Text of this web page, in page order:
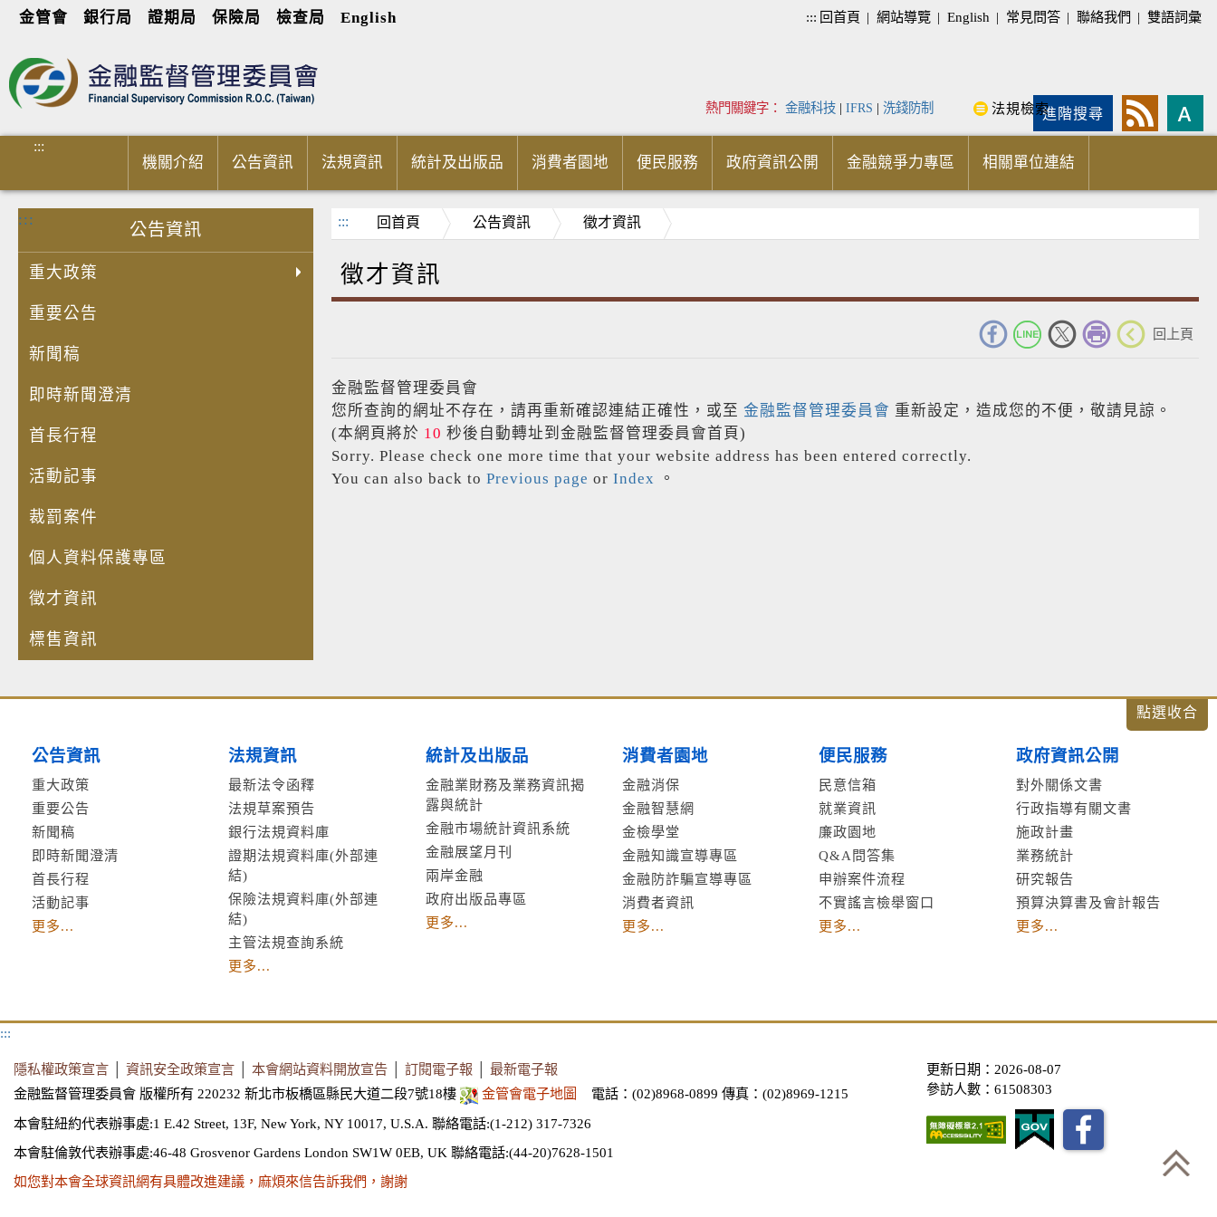
金管會 銀行局 證期局 保險局 檢查局 English ::: 回首頁 | 網站導覽 | English | 常見問答 | 聯絡我們 | 雙語詞彙
進階搜尋
熱門關鍵字： 金融科技 | IFRS | 洗錢防制 法規檢索
:::
機關介紹 公告資訊 法規資訊 統計及出版品 消費者園地 便民服務 政府資訊公開 金融競爭力專區 相關單位連結
:::
公告資訊
重大政策
重要公告
新聞稿
即時新聞澄清
首長行程
活動記事
裁罰案件
個人資料保護專區
徵才資訊
標售資訊
::: 回首頁 公告資訊 徵才資訊
徵才資訊
回上頁
金融監督管理委員會
您所查詢的網址不存在，請再重新確認連結正確性，或至 金融監督管理委員會 重新設定，造成您的不便，敬請見諒。
(本網頁將於 10 秒後自動轉址到金融監督管理委員會首頁)
Sorry. Please check one more time that your website address has been entered correctly.
You can also back to Previous page or Index 。
公告資訊
重大政策
重要公告
新聞稿
即時新聞澄清
首長行程
活動記事
更多...
法規資訊
最新法令函釋
法規草案預告
銀行法規資料庫
證期法規資料庫(外部連
結)
保險法規資料庫(外部連
結)
主管法規查詢系統
更多...
統計及出版品
金融業財務及業務資訊揭
露與統計
金融市場統計資訊系統
金融展望月刊
兩岸金融
政府出版品專區
更多...
消費者園地
金融消保
金融智慧網
金檢學堂
金融知識宣導專區
金融防詐騙宣導專區
消費者資訊
更多...
便民服務
民意信箱
就業資訊
廉政園地
Q&A問答集
申辦案件流程
不實謠言檢舉窗口
更多...
政府資訊公開
對外關係文書
行政指導有關文書
施政計畫
業務統計
研究報告
預算決算書及會計報告
更多...
:::
隱私權政策宣言 資訊安全政策宣言 本會網站資料開放宣告 訂閱電子報
最新電子報
金融監督管理委員會 版權所有 220232 新北市板橋區縣民大道二段7號18樓
金管會電子地圖 電話：(02)8968-0899 傳真：(02)8969-1215
本會駐紐約代表辦事處:1 E.42 Street, 13F, New York, NY 10017, U.S.A. 聯絡電話:(1-212) 317-7326
本會駐倫敦代表辦事處:46-48 Grosvenor Gardens London SW1W 0EB, UK 聯絡電話:(44-20)7628-1501
如您對本會全球資訊網有具體改進建議，麻煩來信告訴我們，謝謝
更新日期：2026-08-07
參訪人數：61508303